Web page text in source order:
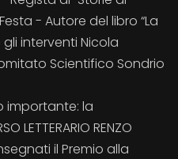
- Autore del libro “La
interventi Nicola
Scientifico Sondrio
importante: la
LETTERARIO RENZO
il Premio alla